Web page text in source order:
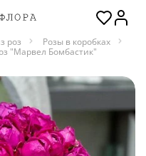
роз
Розы в коробках
"Марвел Бомбастик"